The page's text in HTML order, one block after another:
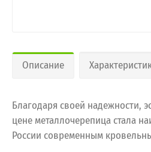
Описание
Благодаря своей надежности,
цене металлочерепица стала
России современным